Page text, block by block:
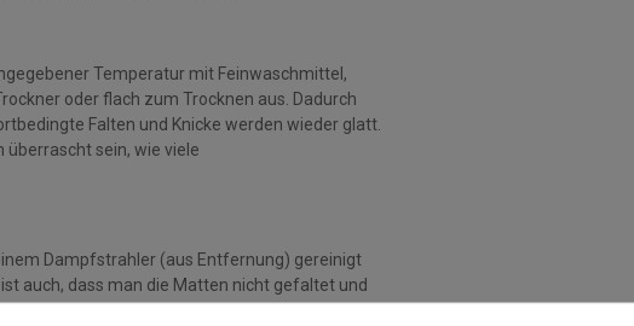
Temperatur mit Feinwaschmittel,
oder flach zum Trocknen aus. Dadurch
Falten und Knicke werden wieder glatt.
überrascht sein, wie viele
Dampfstrahler (aus Entfernung) gereinigt
auch, dass man die Matten nicht gefaltet und
Matte nicht mit Knicken wieder aus der Maschine